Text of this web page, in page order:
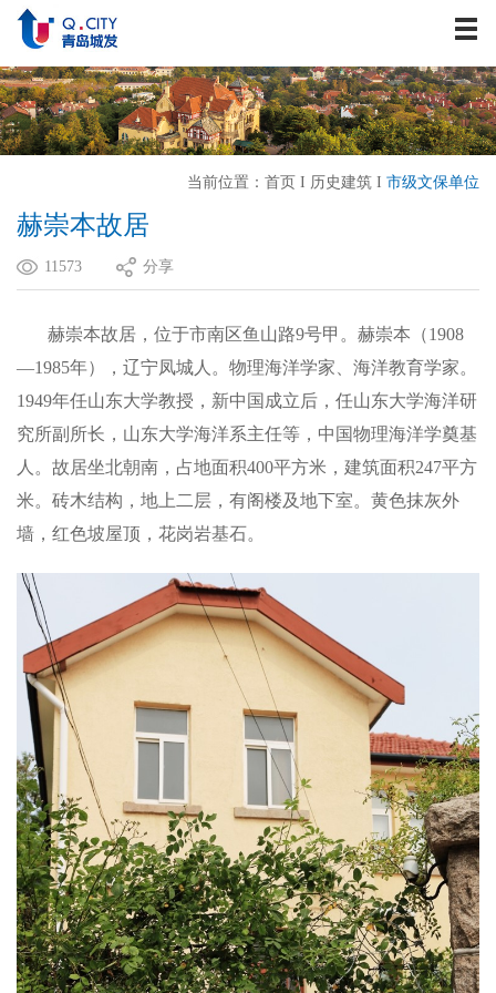
资讯中心
战略发展
业务板块
历史建筑
当前位置： 首页 I 历史建筑 I 市级文保单位
赫崇本故居
11573 分享
赫崇本故居，位于市南区鱼山路9号甲。赫崇本（1908
—1985年），辽宁凤城人。物理海洋学家、海洋教育学家。
1949年任山东大学教授，新中国成立后，任山东大学海洋研
究所副所长，山东大学海洋系主任等，中国物理海洋学奠基
人。故居坐北朝南，占地面积400平方米，建筑面积247平方
米。砖木结构，地上二层，有阁楼及地下室。黄色抹灰外
墙，红色坡屋顶，花岗岩基石。